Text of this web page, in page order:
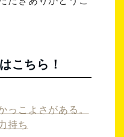
こちら！
っこよさがある。
持ち